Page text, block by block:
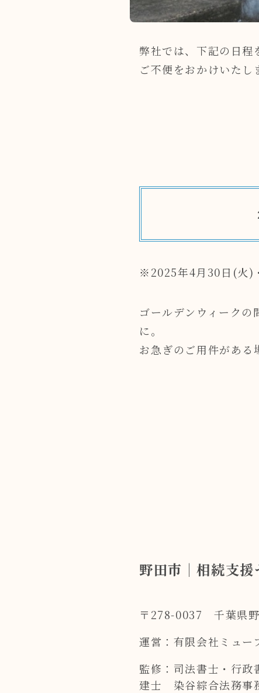
弊社では、下記の日程
ご不便をおかけいたし
※2025年4月30日(火)
ゴールデンウィークの
に。
お急ぎのご用件がある
野田市｜相続支援
〒278-0037 千葉県
運営：有限会社ミュー
監修：司法書士・行
建士 染谷綜合法務事